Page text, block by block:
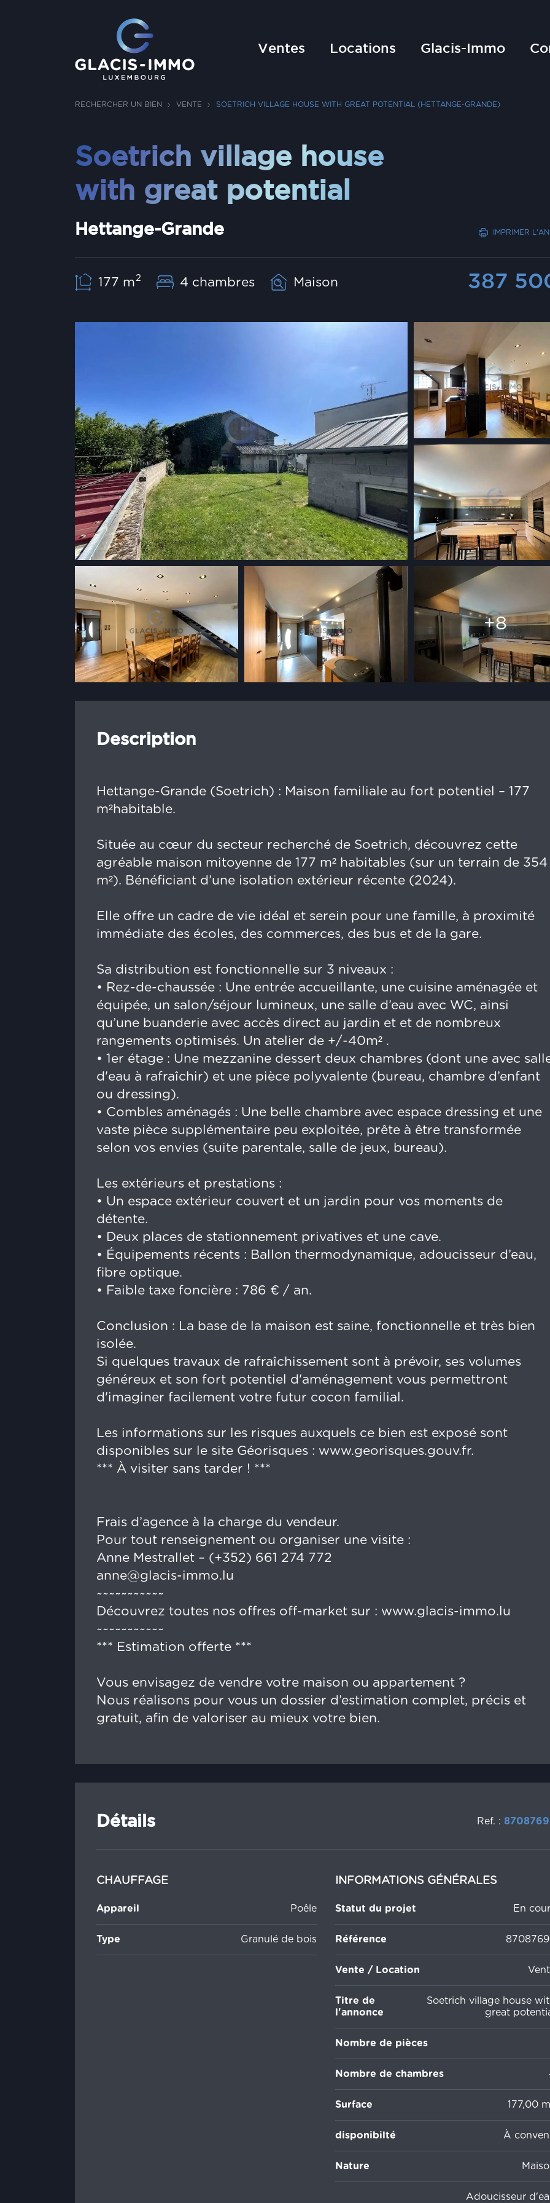
Ventes Locations Glacis-Immo
RECHERCHER UN BIEN VENTE SOETRICH VILLAGE HOUSE WITH GREAT POTENTIAL (HETTANGE-GRANDE)
Soetrich village house
with great potential
Hettange-Grande IMPRIMER
177 m2 4 chambres Maison 387
+8
Description
Hettange-Grande (Soetrich) : Maison familiale au fort potentiel – 177
m²habitable.
Située au cœur du secteur recherché de Soetrich, découvrez cette
agréable maison mitoyenne de 177 m² habitables (sur un terrain de 354
m²). Bénéficiant d’une isolation extérieur récente (2024).
Elle offre un cadre de vie idéal et serein pour une famille, à proximité
immédiate des écoles, des commerces, des bus et de la gare.
Sa distribution est fonctionnelle sur 3 niveaux :
• Rez-de-chaussée : Une entrée accueillante, une cuisine aménagée et
équipée, un salon/séjour lumineux, une salle d’eau avec WC, ainsi
qu’une buanderie avec accès direct au jardin et et de nombreux
rangements optimisés. Un atelier de +/-40m² .
• 1er étage : Une mezzanine dessert deux chambres (dont une avec
d'eau à rafraîchir) et une pièce polyvalente (bureau, chambre d’enfant
ou dressing).
• Combles aménagés : Une belle chambre avec espace dressing et une
vaste pièce supplémentaire peu exploitée, prête à être transformée
selon vos envies (suite parentale, salle de jeux, bureau).
Les extérieurs et prestations :
• Un espace extérieur couvert et un jardin pour vos moments de
détente.
• Deux places de stationnement privatives et une cave.
• Équipements récents : Ballon thermodynamique, adoucisseur d’eau,
fibre optique.
• Faible taxe foncière : 786 € / an.
Conclusion : La base de la maison est saine, fonctionnelle et très bien
isolée.
Si quelques travaux de rafraîchissement sont à prévoir, ses volumes
généreux et son fort potentiel d'aménagement vous permettront
d'imaginer facilement votre futur cocon familial.
Les informations sur les risques auxquels ce bien est exposé sont
disponibles sur le site Géorisques : www.georisques.gouv.fr.
*** À visiter sans tarder ! ***
Frais d’agence à la charge du vendeur.
Pour tout renseignement ou organiser une visite :
Anne Mestrallet – (+352) 661 274 772
anne@glacis-immo.lu
~~~~~~~~~~~
Découvrez toutes nos offres off-market sur : www.glacis-immo.lu
~~~~~~~~~~~
*** Estimation offerte ***
Vous envisagez de vendre votre maison ou appartement ?
Nous réalisons pour vous un dossier d’estimation complet, précis et
gratuit, afin de valoriser au mieux votre bien.
Détails Ref. :
CHAUFFAGE
Appareil Poêle
Type Granulé de bois
INFORMATIONS GÉNÉRALES
Statut du projet En
Référence
Vente / Location
Titre de
l'annonce
Soetrich village house
great
Nombre de pièces
Nombre de chambres
Surface 177,00 m
disponibilté À
Nature
Adoucisseur